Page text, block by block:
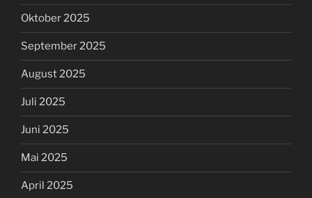
Oktober 2025
September 2025
August 2025
Juli 2025
Juni 2025
Mai 2025
April 2025